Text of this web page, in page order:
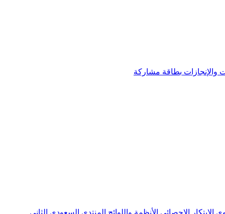
والإنجازات بطاقة مشاركة
الابتكار الإحصائي الأنظمة واللوائح المنتدى السعودي الثاني